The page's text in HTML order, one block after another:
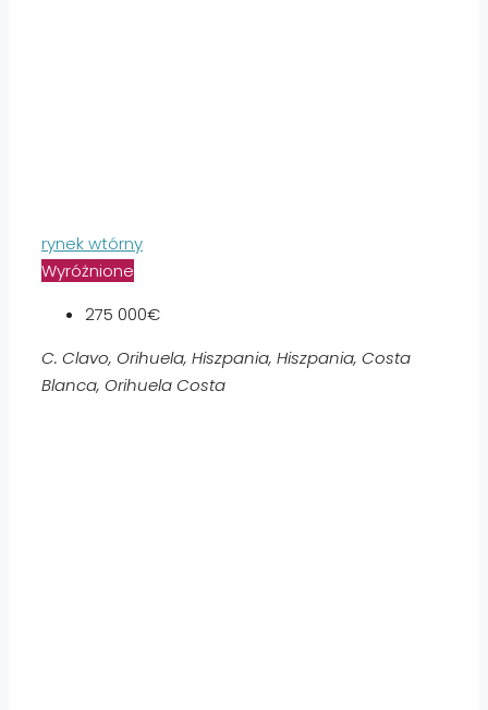
rynek wtórny
Wyróżnione
275 000€
C. Clavo, Orihuela, Hiszpania, Hiszpania, Costa
Blanca, Orihuela Costa